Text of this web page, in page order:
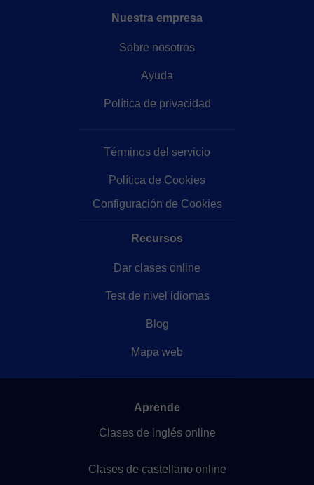
Nuestra empresa
Sobre nosotros
Ayuda
Política de privacidad
Términos del servicio
Política de Cookies
Configuración de Cookies
Recursos
Dar clases online
Test de nivel idiomas
Blog
Mapa web
Aprende
Clases de inglés online
Clases de castellano online